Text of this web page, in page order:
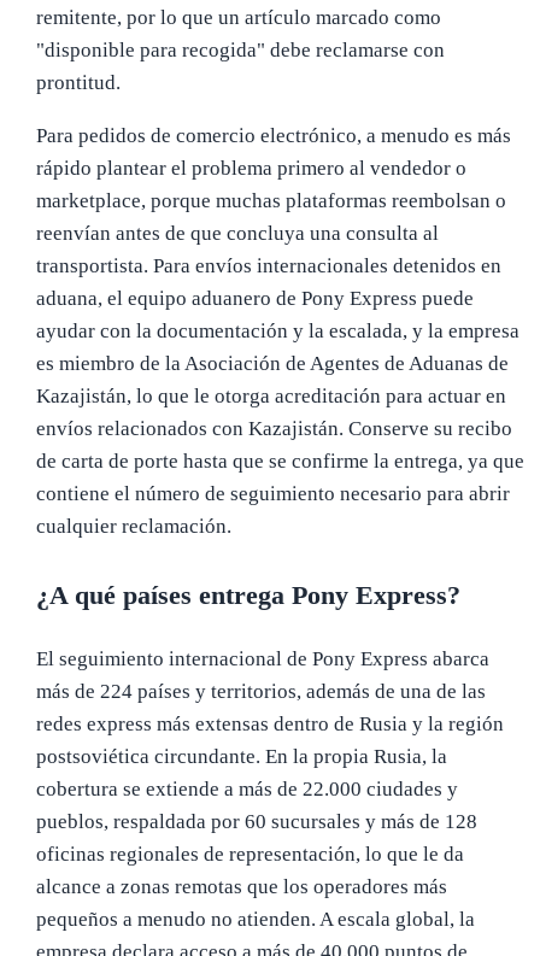
remitente, por lo que un artículo marcado como
"disponible para recogida" debe reclamarse con
prontitud.
Para pedidos de comercio electrónico, a menudo es más
rápido plantear el problema primero al vendedor o
marketplace, porque muchas plataformas reembolsan o
reenvían antes de que concluya una consulta al
transportista. Para envíos internacionales detenidos en
aduana, el equipo aduanero de Pony Express puede
ayudar con la documentación y la escalada, y la empresa
es miembro de la Asociación de Agentes de Aduanas de
Kazajistán, lo que le otorga acreditación para actuar en
envíos relacionados con Kazajistán. Conserve su recibo
de carta de porte hasta que se confirme la entrega, ya que
contiene el número de seguimiento necesario para abrir
cualquier reclamación.
¿A qué países entrega Pony Express?
El seguimiento internacional de Pony Express abarca
más de 224 países y territorios, además de una de las
redes express más extensas dentro de Rusia y la región
postsoviética circundante. En la propia Rusia, la
cobertura se extiende a más de 22.000 ciudades y
pueblos, respaldada por 60 sucursales y más de 128
oficinas regionales de representación, lo que le da
alcance a zonas remotas que los operadores más
pequeños a menudo no atienden. A escala global, la